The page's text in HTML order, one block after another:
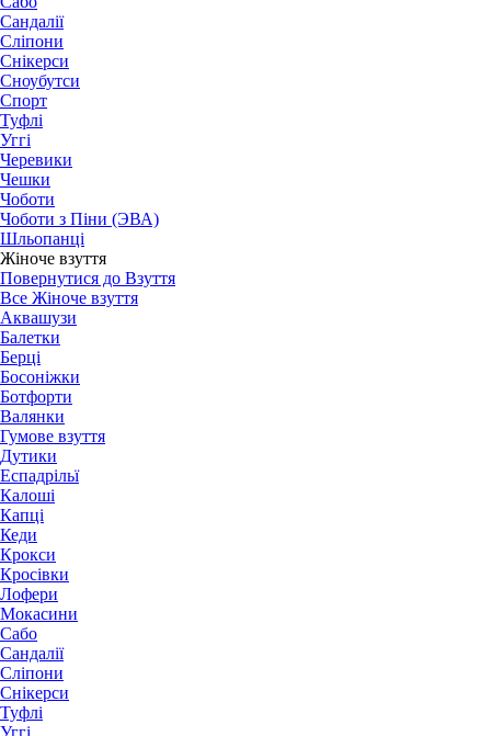
Сандалії
Сліпони
Снікерси
Сноубутси
Спорт
Туфлі
Уггі
Черевики
Чешки
Чоботи
Чоботи з Піни (ЭВА)
Шльопанці
Жіноче взуття
Повернутися до Взуття
Все Жіноче взуття
Аквашузи
Балетки
Берці
Босоніжки
Ботфорти
Валянки
Гумове взуття
Дутики
Еспадрільї
Калоші
Капці
Кеди
Крокси
Кросівки
Лофери
Мокасини
Сабо
Сандалії
Сліпони
Снікерси
Туфлі
Уггі